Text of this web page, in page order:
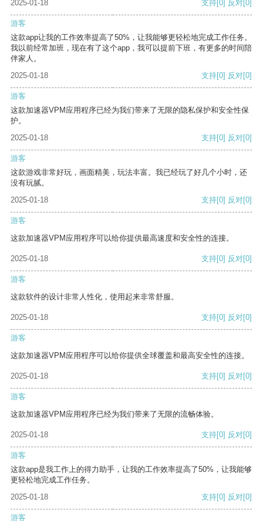
2025-01-18
支持[0] 反对[0]
游客
这款app让我的工作效率提高了50%，让我能够更轻松地完成工作任务。
我以前经常加班，现在有了这个app，我可以提前下班，有更多的时间陪
伴家人。
2025-01-18
支持[0] 反对[0]
游客
这款加速器VPM应用程序已经为我们带来了无限的隐私保护和安全性保
护。
2025-01-18
支持[0] 反对[0]
游客
这款游戏非常好玩，画面精美，玩法丰富。我已经玩了好几个小时，还
没有玩腻。
2025-01-18
支持[0] 反对[0]
游客
这款加速器VPM应用程序可以给你提供最高速度和安全性的连接。
2025-01-18 支持[0] 反对[0]
游客
这款软件的设计非常人性化，使用起来非常舒服。
2025-01-18 支持[0] 反对[0]
游客
这款加速器VPM应用程序可以给你提供全球覆盖和最高安全性的连接。
2025-01-18 支持[0] 反对[0]
游客
这款加速器VPM应用程序已经为我们带来了无限的流畅体验。
2025-01-18 支持[0] 反对[0]
游客
这款app是我工作上的得力助手，让我的工作效率提高了50%，让我能够
更轻松地完成工作任务。
2025-01-18
支持[0] 反对[0]
游客